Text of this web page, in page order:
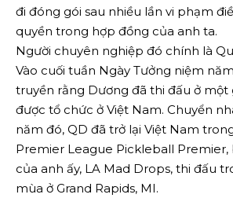
đi đóng gói sau nhiều lần vi phạm
quyền trong hợp đồng của anh ta.
Người chuyên nghiệp đó chính là
Vào cuối tuần Ngày Tưởng niệm
truyền rằng Dương đã thi đấu ở một
được tổ chức ở Việt Nam. Chuyển
năm đó, QD đã trở lại Việt Nam
Premier League Pickleball Premier,
của anh ấy, LA Mad Drops, thi đấu
mùa ở Grand Rapids, MI.